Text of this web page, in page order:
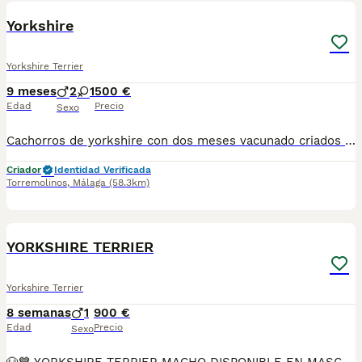
Yorkshire
Yorkshire Terrier
9 meses
Edad
2 1
Sexo
500 €
Precio
Cachorros de yorkshire con dos meses vacunado criados en ambiente familiar machos 500 a 600 hembras 600 a 800 estamos en Málaga hacemos envíos contrarreembolso 603574813
Criador
Identidad Verificada
Torremolinos, Málaga (58.3km)
YORKSHIRE TERRIER
Yorkshire Terrier
8 semanas
Edad
1
Sexo
900 €
Precio